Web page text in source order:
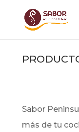
Sabor
más de tu